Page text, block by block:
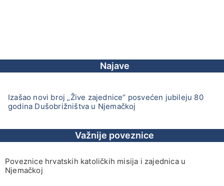
Najave
Izašao novi broj „Žive zajednice“ posvećen jubileju 80
godina Dušobrižništva u Njemačkoj
Važnije poveznice
Poveznice hrvatskih katoličkih misija i zajednica u
Njemačkoj